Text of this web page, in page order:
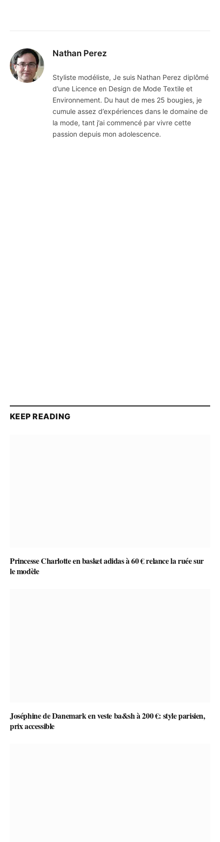
Nathan Perez
Styliste modéliste, Je suis Nathan Perez diplômé
d’une Licence en Design de Mode Textile et
Environnement. Du haut de mes 25 bougies, je
cumule assez d’expériences dans le domaine de
la mode, tant j’ai commencé par vivre cette
passion depuis mon adolescence.
KEEP READING
Princesse Charlotte en basket adidas à 60 € relance la ruée sur
le modèle
Joséphine de Danemark en veste ba&sh à 200 €: style parisien,
prix accessible